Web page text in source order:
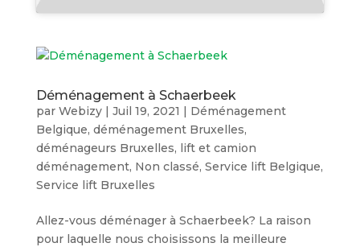
Déménagement à Schaerbeek
par Webizy| Juil 19, 2021 | Déménagement
Belgique, déménagement Bruxelles,
déménageurs Bruxelles, lift et camion
déménagement, Non classé, Service lift Belgique,
Service lift Bruxelles
Allez-vous déménager à Schaerbeek? La raison
pour laquelle nous choisissons la meilleure